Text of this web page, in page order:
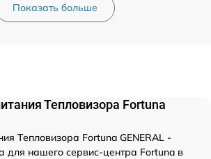
Показать больше
Тепловизора Fortuna
Тепловизора Fortuna GENERAL -
для нашего сервис-центра Fortuna в